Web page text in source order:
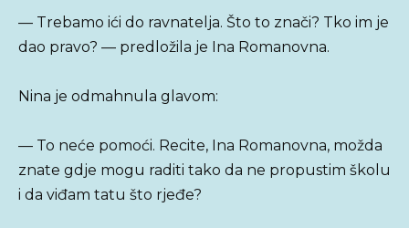
— Trebamo ići do ravnatelja. Što to znači? Tko im je
dao pravo? — predložila je Ina Romanovna.
Nina je odmahnula glavom:
— To neće pomoći. Recite, Ina Romanovna, možda
znate gdje mogu raditi tako da ne propustim školu
i da viđam tatu što rjeđe?